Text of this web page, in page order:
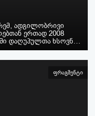
ადგილობრივი
ერთად 2008
დაღუპულთა ხსოვნ…
ფრაგმენტი